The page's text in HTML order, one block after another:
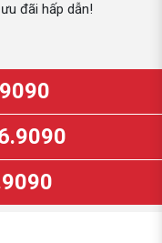
đãi hấp dẫn!